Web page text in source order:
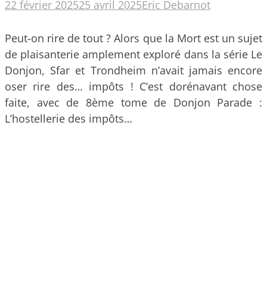
22 février 202525 avril 2025Eric Debarnot
Peut-on rire de tout ? Alors que la Mort est un sujet
de plaisanterie amplement exploré dans la série Le
Donjon, Sfar et Trondheim n’avait jamais encore
oser rire des… impôts ! C’est dorénavant chose
faite, avec de 8ème tome de Donjon Parade :
L’hostellerie des impôts…